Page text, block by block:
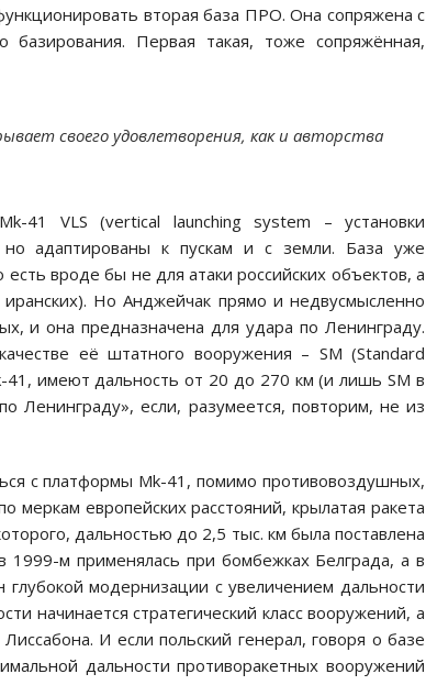
вторая база ПРО. Она сопряжена с
базирования. Первая такая, тоже сопряжённая,
своего удовлетворения, как и авторства
41 VLS (vertical launching system – установки
но адаптированы к пускам и с земли. База уже
вроде бы не для атаки российских объектов, а
Но Анджейчак прямо и недвусмысленно
и она предназначена для удара по Ленинграду.
её штатного вооружения – SM (Standard
41, имеют дальность от 20 до 270 км (и лишь SM в
Ленинграду», если, разумеется, повторим, не из
с платформы Mk-41, помимо противовоздушных,
меркам европейских расстояний, крылатая ракета
дальностью до 2,5 тыс. км была поставлена
м применялась при бомбежках Белграда, а в
модернизации с увеличением дальности
начинается стратегический класс вооружений, а
И если польский генерал, говоря о базе
дальности противоракетных вооружений